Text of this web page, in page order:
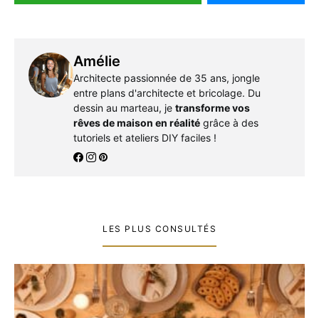
Amélie
Architecte passionnée de 35 ans, jongle
entre plans d'architecte et bricolage. Du
dessin au marteau, je transforme vos
rêves de maison en réalitégrâce à des
tutoriels et ateliers DIY faciles !
LES PLUS CONSULTÉS